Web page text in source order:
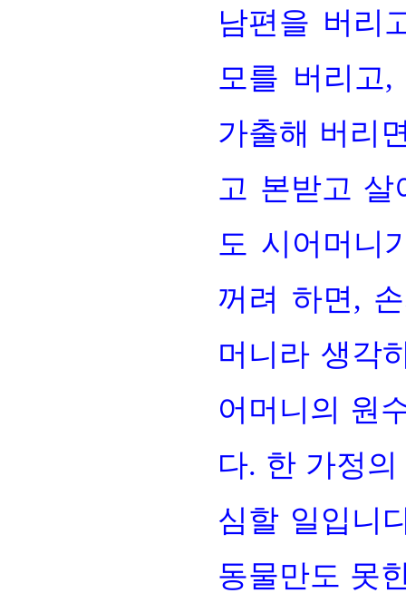
남편을 버리
모를 버리고
가출해 버리
고 본받고 살
도 시어머니
꺼려 하면,
머니라 생각
어머니의 원
다. 한 가정
심할 일입니
동물만도 못